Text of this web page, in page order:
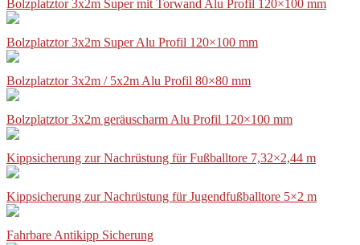
Bolzplatztor 3x2m Super mit Torwand Alu Profil 120×100 mm
Bolzplatztor 3x2m Super Alu Profil 120×100 mm
Bolzplatztor 3x2m / 5x2m Alu Profil 80×80 mm
Bolzplatztor 3x2m geräuscharm Alu Profil 120×100 mm
Kippsicherung zur Nachrüstung für Fußballtore 7,32×2,44 m
Kippsicherung zur Nachrüstung für Jugendfußballtore 5×2 m
Fahrbare Antikipp Sicherung